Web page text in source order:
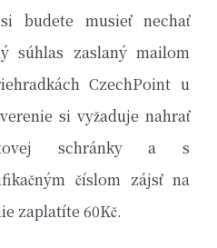
budete musieť nechať
súhlas zaslaný mailom
CzechPoint u
si vyžaduje nahrať
schránky a s
číslom zájsť na
zaplatíte 60Kč.